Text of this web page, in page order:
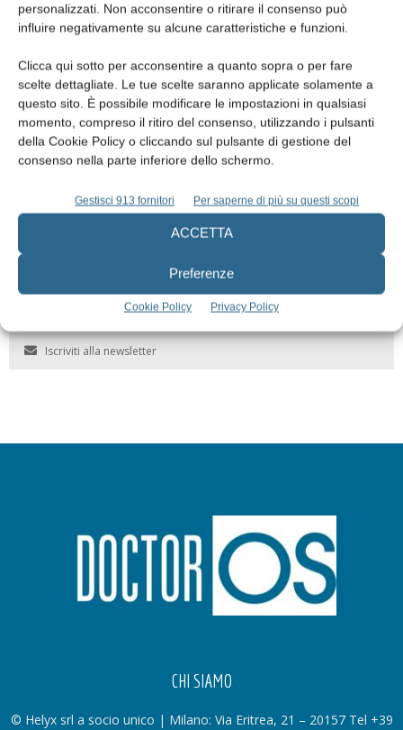
personalizzati. Non acconsentire o ritirare il consenso può
influire negativamente su alcune caratteristiche e funzioni.
Clicca qui sotto per acconsentire a quanto sopra o per fare
scelte dettagliate. Le tue scelte saranno applicate solamente a
questo sito. È possibile modificare le impostazioni in qualsiasi
momento, compreso il ritiro del consenso, utilizzando i pulsanti
della Cookie Policy o cliccando sul pulsante di gestione del
consenso nella parte inferiore dello schermo.
Gestisci 913 fornitori Per saperne di più su questi scopi
ACCETTA
Preferenze
Cookie Policy Privacy Policy
Abbonati
Iscriviti alla newsletter
CHI SIAMO
© Helyx srl a socio unico | Milano: Via Eritrea, 21 – 20157 Tel +39